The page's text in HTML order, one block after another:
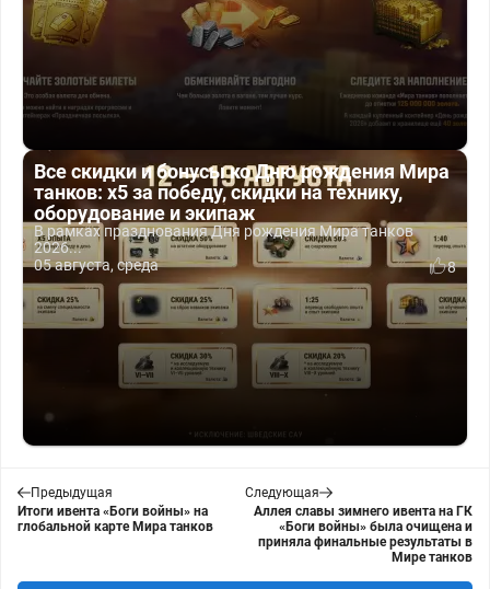
Все скидки и бонусы ко Дню рождения Мира
танков: x5 за победу, скидки на технику,
оборудование и экипаж
В рамках празднования Дня рождения Мира танков
2026...
05 августа, среда
8
Предыдущая
Итоги ивента «Боги войны» на
глобальной карте Мира танков
Следующая
Аллея славы зимнего ивента на ГК
«Боги войны» была очищена и
приняла финальные результаты в
Мире танков